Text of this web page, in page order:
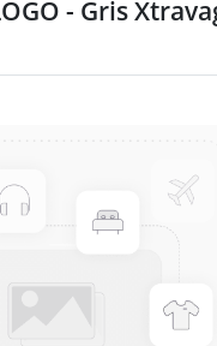
- Gris